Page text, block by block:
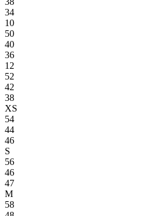
34
10
50
40
36
12
52
42
38
XS
54
44
46
S
56
46
47
M
58